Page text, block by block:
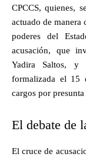
CPCCS, quienes,
actuado de manera
poderes del
acusación, que
Yadira Saltos, y
formalizada el 15
cargos por
El debate de
El cruce de